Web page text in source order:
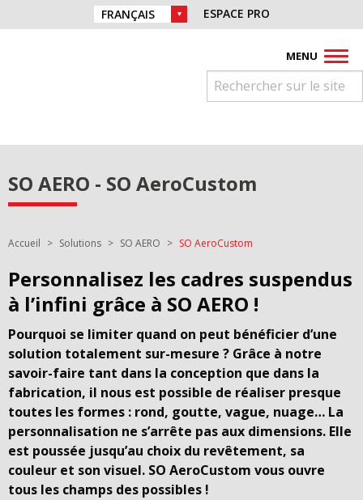
Aller directement à la navigation
Aller directement au contenu
Retrouvez nous sur :
Facebook
Instagram
YoutubePinterest
Linkedin
CHOIX DE LA LANGUE :ESPACE PRO
MENU
SO AERO - SO AeroCustom
Vous êtes ici :
Accueil Solutions SO AERO SO AeroCustom
Personnalisez les cadres suspendus
à l’infini grâce à SO AERO !
Pourquoi se limiter quand on peut bénéficier d’une
solution totalement sur-mesure ? Grâce à notre
savoir-faire tant dans la conception que dans la
fabrication, il nous est possible de réaliser presque
toutes les formes : rond, goutte, vague, nuage… La
personnalisation ne s’arrête pas aux dimensions. Elle
est poussée jusqu’au choix du revêtement, sa
couleur et son visuel. SO AeroCustom vous ouvre
tous les champs des possibles !